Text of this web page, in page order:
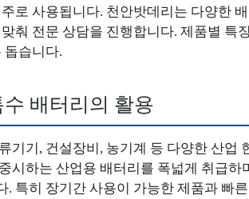
로 사용됩니다. 천안밧데리는 다양한
춰 전문 상담을 진행합니다. 제품별 특
돕습니다.
배터리의 활용
기기, 건설장비, 농기계 등 다양한 산업
시하는 산업용 배터리를 폭넓게 취급하
. 특히 장기간 사용이 가능한 제품과 빠